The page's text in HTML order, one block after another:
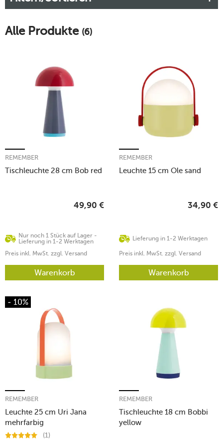
Alle Produkte (6)
Tischleuchte 28 cm Bob red
REMEMBER
Nur noch 1 Stück auf Lager -
Lieferung in 1-2 Werktagen
49,90 €
Preis inkl. MwSt. zzgl. Versand
Warenkorb
Leuchte 15 cm Ole sand
REMEMBER
Lieferung in 1-2 Werktagen
34,90 €
Preis inkl. MwSt. zzgl. Versand
Warenkorb
- 10%
Leuchte 25 cm Uri Jana
mehrfarbig
REMEMBER
(1)
Tischleuchte 18 cm Bobbi
yellow
REMEMBER